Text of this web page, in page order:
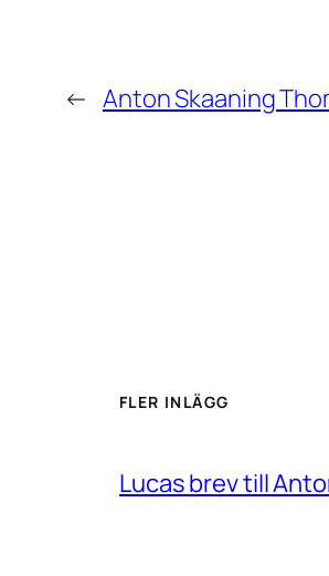
← Anton Skaaning
FLER INLÄGG
Lucas brev till